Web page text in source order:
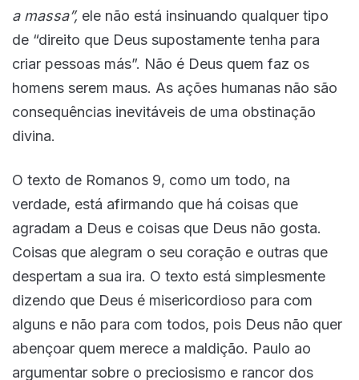
a massa”, ele não está insinuando qualquer tipo
de “direito que Deus supostamente tenha para
criar pessoas más”. Não é Deus quem faz os
homens serem maus. As ações humanas não são
consequências inevitáveis de uma obstinação
divina.
O texto de Romanos 9, como um todo, na
verdade, está afirmando que há coisas que
agradam a Deus e coisas que Deus não gosta.
Coisas que alegram o seu coração e outras que
despertam a sua ira. O texto está simplesmente
dizendo que Deus é misericordioso para com
alguns e não para com todos, pois Deus não quer
abençoar quem merece a maldição. Paulo ao
argumentar sobre o preciosismo e rancor dos